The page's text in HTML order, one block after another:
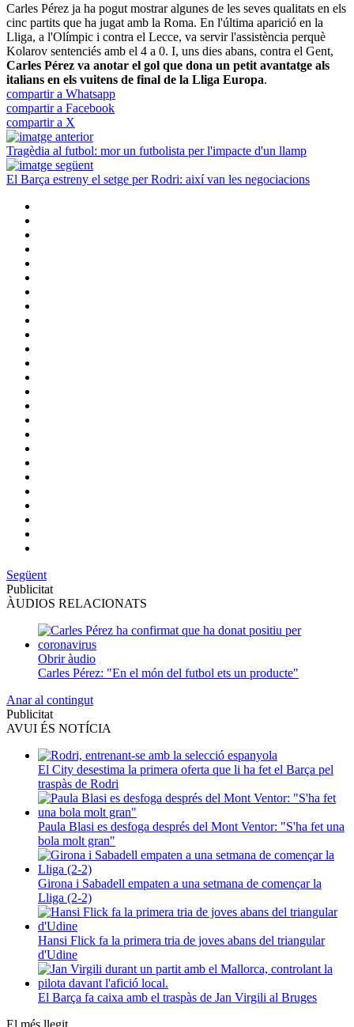
Carles Pérez ja ha pogut mostrar algunes de les seves qualitats en els
cinc partits que ha jugat amb la Roma. En l'última aparició en la
Lliga, a l'Olímpic i contra el Lecce, va servir l'assistència perquè
Kolarov sentenciés amb el 4 a 0. I, uns dies abans, contra el Gent,
Carles Pérez va anotar el gol que dona un petit avantatge als
italians en els vuitens de final de la Lliga Europa.
compartir a Whatsapp
compartir a Facebook
compartir a X
Tragèdia al futbol: mor un futbolista per l'impacte d'un llamp
El Barça estreny el setge per Rodri: així van les negociacions
Següent
Publicitat
ÀUDIOS RELACIONATS
Obrir àudio
Carles Pérez: "En el món del futbol ets un producte"
Anar al contingut
Publicitat
AVUI ÉS NOTÍCIA
El City desestima la primera oferta que li ha fet el Barça pel
traspàs de Rodri
Paula Blasi es desfoga després del Mont Ventor: "S'ha fet una
bola molt gran"
Girona i Sabadell empaten a una setmana de començar la
Lliga (2-2)
Hansi Flick fa la primera tria de joves abans del triangular
d'Udine
El Barça fa caixa amb el traspàs de Jan Virgili al Bruges
El més llegit